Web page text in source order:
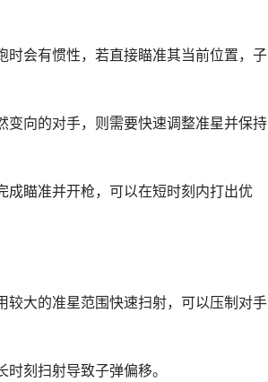
时会有惯性，若直接瞄准其当前位置，子
变向的对手，则需要快速调整准星并保持
成瞄准并开枪，可以在短时刻内打出优
较大的准星范围快速扫射，可以压制对手
刻扫射导致子弹偏移。